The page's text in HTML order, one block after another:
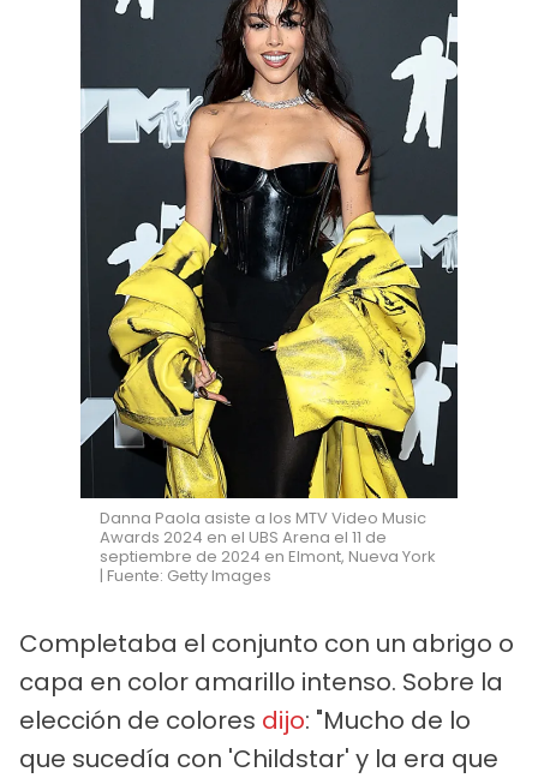
Danna Paola asiste a los MTV Video Music
Awards 2024 en el UBS Arena el 11 de
septiembre de 2024 en Elmont, Nueva York
| Fuente: Getty Images
Completaba el conjunto con un abrigo o
capa en color amarillo intenso. Sobre la
elección de colores dijo: "Mucho de lo
que sucedía con 'Childstar' y la era que